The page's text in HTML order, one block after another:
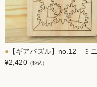
【ギアパズル】no.12 ミニ
¥2,420（税込）